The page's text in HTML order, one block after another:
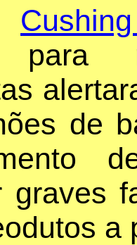
para
de
graves
a